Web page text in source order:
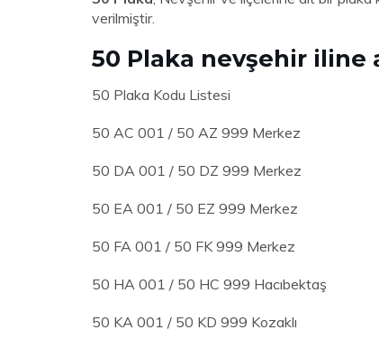
verilmiştir.
50 Plaka nevşehir iline
50 Plaka Kodu Listesi
50 AC 001 / 50 AZ 999 Merkez
50 DA 001 / 50 DZ 999 Merkez
50 EA 001 / 50 EZ 999 Merkez
50 FA 001 / 50 FK 999 Merkez
50 HA 001 / 50 HC 999 Hacıbektaş
50 KA 001 / 50 KD 999 Kozaklı